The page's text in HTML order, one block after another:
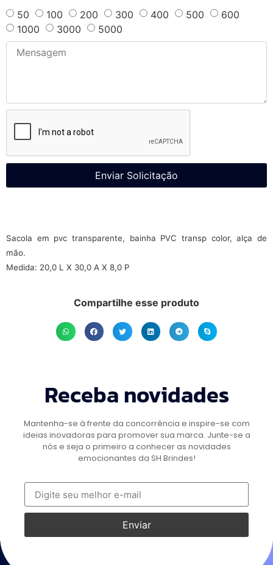
50
100 200 300 400 500
600
1000
3000 5000
Enviar Solicitação
Sacola em pvc transparente, bainha PVC transp color, alça de
mão.
Medida: 20,0 L X 30,0 A X 8,0 P
Compartilhe esse produto
Receba novidades
Mantenha-se à frente da concorrência e inspire-se com
ideias inovadoras para promover sua marca. Junte-se a
nós e seja o primeiro a conhecer as novidades
emocionantes da SH Brindes!
Enviar